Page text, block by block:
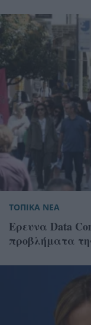
ΤΟΠΙΚΑ ΝΕΑ
Ερευνα Data
προβλήματα